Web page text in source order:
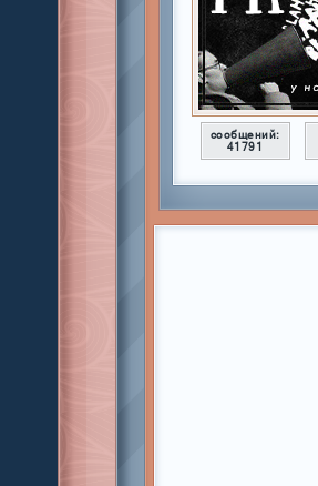
сообщений:
41791